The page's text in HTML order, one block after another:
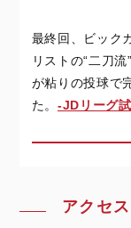
最終回、ビック
リストの“二刀
が粘りの投球で
た。 -JDリーグ
アクセス